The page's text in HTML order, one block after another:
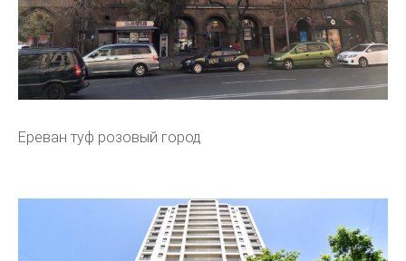
Ереван туф розовый город